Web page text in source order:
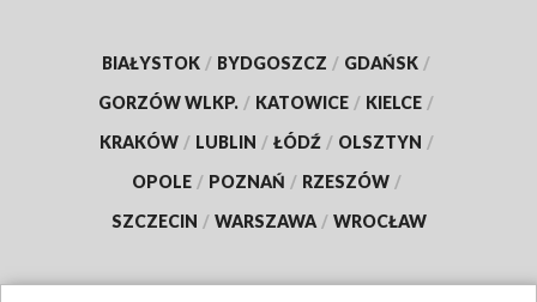
BIAŁYSTOK / BYDGOSZCZ / GDAŃSK /
GORZÓW WLKP. / KATOWICE / KIELCE /
KRAKÓW / LUBLIN / ŁÓDŹ / OLSZTYN /
OPOLE / POZNAŃ / RZESZÓW /
SZCZECIN / WARSZAWA / WROCŁAW